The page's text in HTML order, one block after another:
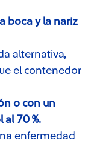
boca y la nariz
alternativa,
el contenedor
o con un
70 %.
enfermedad